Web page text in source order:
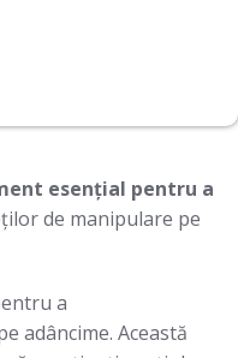
esențial pentru a
de manipulare pe
a
adâncime. Această